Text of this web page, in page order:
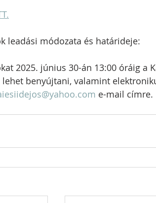
leadási módozata és határideje:
2025. június 30-án 13:00 óráig a
benyújtani, valamint
e-mail címre.